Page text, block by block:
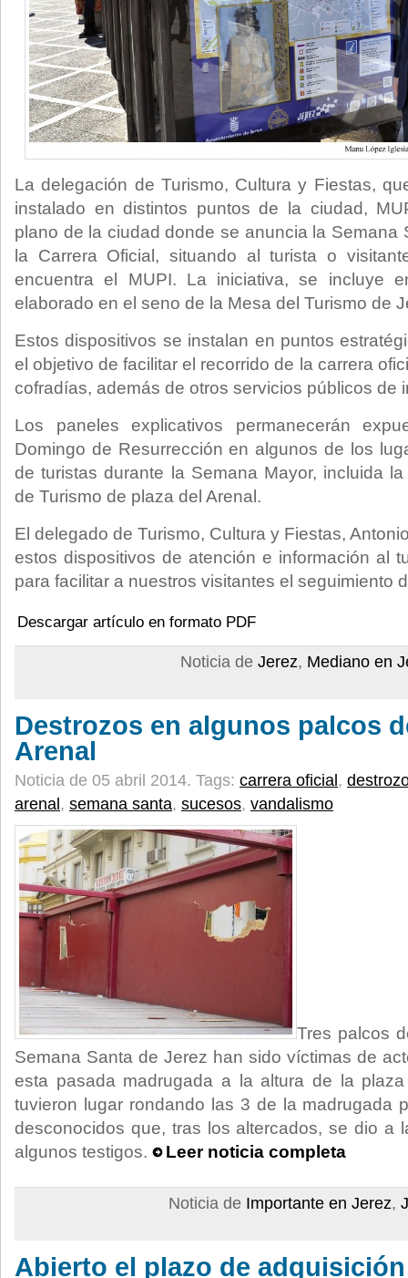
La delegación de Turismo, Cultura y Fiestas,
instalado en distintos puntos de la ciudad,
plano de la ciudad donde se anuncia la Semana
la Carrera Oficial, situando al turista o
encuentra el MUPI. La iniciativa, se incluye
elaborado en el seno de la Mesa del Turismo de
Estos dispositivos se instalan en puntos
el objetivo de facilitar el recorrido de la carrera
cofradías, además de otros servicios públicos de
Los paneles explicativos permanecerán
Domingo de Resurrección en algunos de los
de turistas durante la Semana Mayor, incluida
de Turismo de plaza del Arenal.
El delegado de Turismo, Cultura y Fiestas,
estos dispositivos de atención e información al
para facilitar a nuestros visitantes el seguimiento
Descargar artículo en formato PDF
Noticia de Jerez, Mediano en
Destrozos en algunos palcos
Arenal
Noticia de 05 abril 2014. Tags: carrera oficial ,
arenal , semana santa, sucesos, vandalismo
Tres palcos
Semana Santa de Jerez han sido víctimas de
esta pasada madrugada a la altura de la
tuvieron lugar rondando las 3 de la madrugada
desconocidos que, tras los altercados, se dio a
algunos testigos.
Leer noticia completa
Noticia de Importante en Jerez,
Abierto el plazo de